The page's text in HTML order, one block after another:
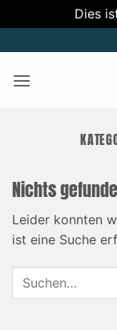
Dies
Inhalt
springen
Nichts
Leider konnten
ist eine Suche